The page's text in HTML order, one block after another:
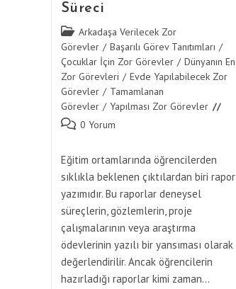
Süreci
Post
category:
Arkadaşa Verilecek Zor
Görevler / Başarılı Görev Tanıtımları /
Çocuklar İçin Zor Görevler / Dünyanın En
Zor Görevleri / Evde Yapılabilecek Zor
Görevler / Tamamlanan
Görevler / Yapılması Zor Görevler
Post 0 Yorum
Eğitim ortamlarında öğrencilerden
sıklıkla beklenen çıktılardan biri rapor
yazımıdır. Bu raporlar deneysel
süreçlerin, gözlemlerin, proje
çalışmalarının veya araştırma
ödevlerinin yazılı bir yansıması olarak
değerlendirilir. Ancak öğrencilerin
hazırladığı raporlar kimi zaman…